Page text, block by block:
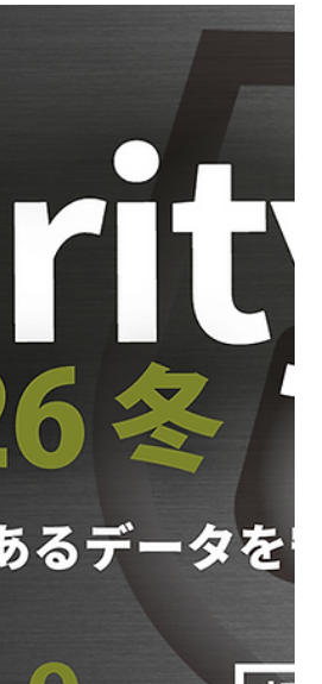
3月6日（金）開催、SBクリエイテ
ネス＋IT）主催「生成AI Forum / AI
2026 冬」に出展・登壇します
リティラボは、2026年3月6日（金）に開催
ブ株式会社（ビジネス＋IT）主催イベント
ジェント Forum 2026 冬 」に出展・登壇し
妙化する現代において、Webアプリを安全
性診断が欠かせません。高度な診断を継続的
材が必要ですが、人手不足で踏み出せない
を活用する「AeyeScan」では診断の設定か
ート作成までを大幅に自動化できます。ブー
脆弱性診断を体感いただけますので、ぜひ
らに、リアルセミナーにも登壇しますの
れば幸いです。皆さまのご来場を、心よりお
AX時代においては、セキュリティにもAI活
ションでは、攻撃前提でのサイバーレジリ
の可視化と